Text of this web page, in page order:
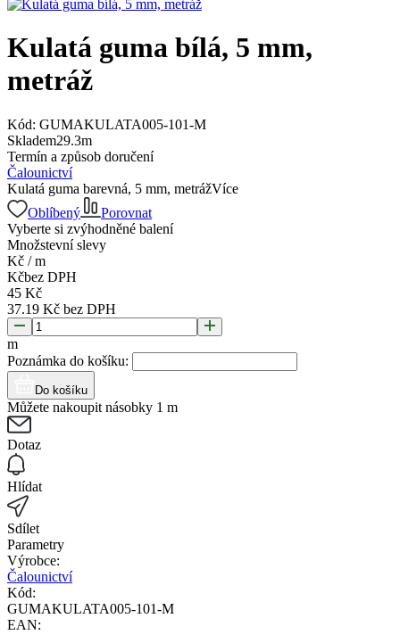
Kulatá guma bílá, 5 mm,
metráž
Kód: GUMAKULATA005-101-M
Skladem29.3m
Termín a způsob doručení
Čalounictví
Kulatá guma barevná, 5 mm, metrážVíce
Oblíbený
Porovnat
Vyberte si zvýhodněné balení
Množstevní slevy
Kč /m
Kčbez DPH
45 Kč
37.19 Kč bez DPH
m
Poznámka do košíku:
Do košíku
Můžete nakoupit násobky 1 m
Dotaz
Hlídat
Sdílet
Parametry
Výrobce:
Čalounictví
Kód:
GUMAKULATA005-101-M
EAN: